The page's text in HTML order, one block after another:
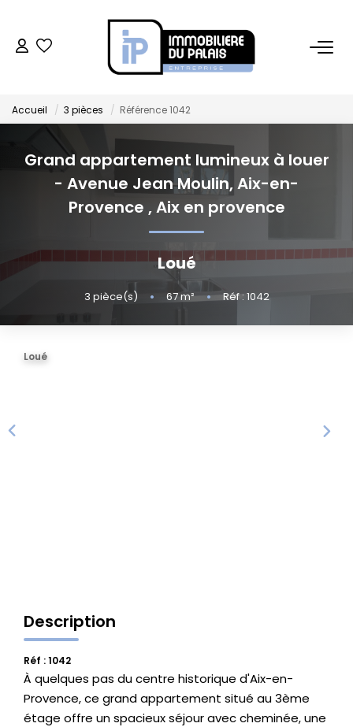
BUREAUX
Bureaux À Vendre
Bureaux À Louer
COMMERCES
Ventes Locaux Commerciaux
Location Locaux Commerciaux
Murs
CONTACT
Accueil 3 pièces Référence 1042
Grand appartement lumineux à louer
- Avenue Jean Moulin, Aix-en-
Provence ,Aix en provence
Loué
3 pièce(s) • 67m² • Réf : 1042
Loué
Description
Réf : 1042
À quelques pas du centre historique d'Aix-en-
Provence, ce grand appartement situé au 3ème
étage offre un spacieux séjour avec cheminée, une